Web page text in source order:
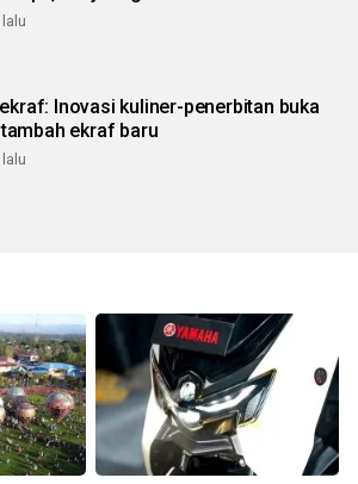
Inovasi kuliner-penerbitan buka
ekraf baru